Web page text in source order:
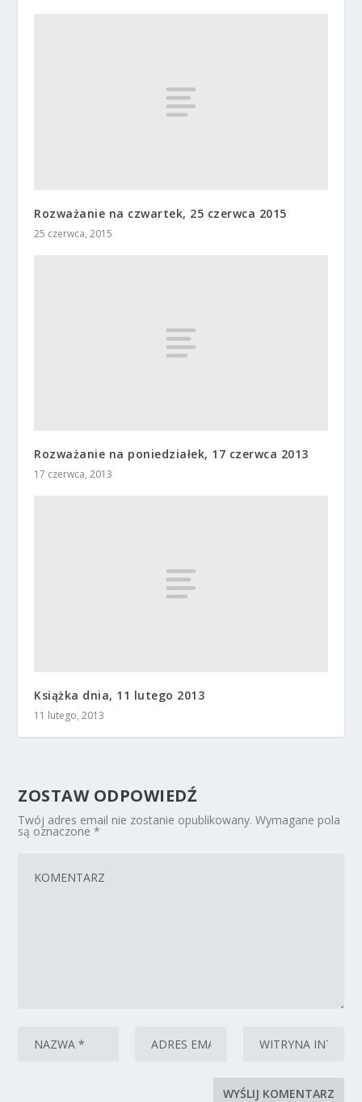
Rozważanie na czwartek, 25 czerwca 2015
25 czerwca, 2015
Rozważanie na poniedziałek, 17 czerwca 2013
17 czerwca, 2013
Książka dnia, 11 lutego 2013
11 lutego, 2013
ZOSTAW ODPOWIEDŹ
Twój adres email nie zostanie opublikowany. Wymagane pola
są oznaczone*